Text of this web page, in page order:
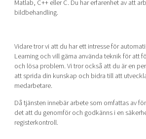
Matlab, C++ eller C. Du har erfarenhet av att
bildbehandling.
Vidare tror vi att du har ett intresse för
Learning och vill gärna använda teknik för att
och lösa problem. Vi tror också att du är en
att sprida din kunskap och bidra till att
medarbetare.
Då tjänsten innebär arbete som omfattas av
det att du genomför och godkänns i en
registerkontroll.